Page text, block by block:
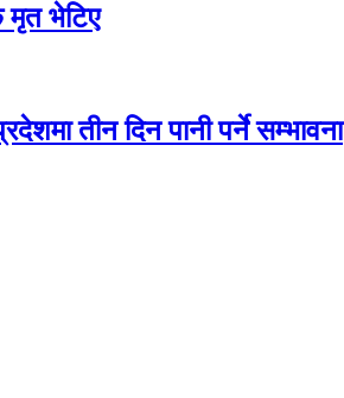
मृत भेटिए
तीन दिन पानी पर्ने सम्भावना